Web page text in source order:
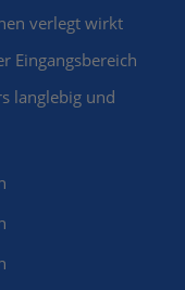
verlegt wirkt
Eingangsbereich
langlebig und